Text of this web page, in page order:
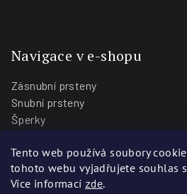
Tento web používá soubory
tohoto webu vyjadřujete souhlas
Více informací zde.
Navigace v e-shopu
Zásnubní prsteny
Snubní prsteny
Šperky
Blog
Prodejny